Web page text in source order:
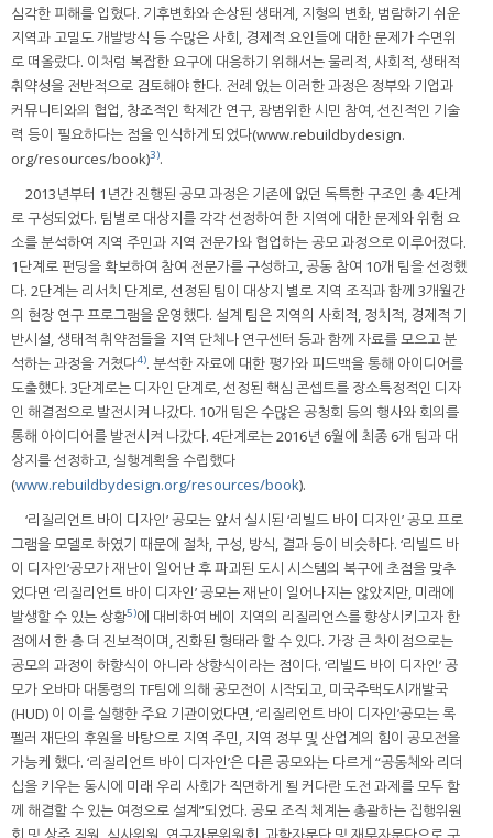
심각한 피해를 입혔다. 기후변화와 손상된 생태계, 지형의 변화, 범람하기 쉬운
지역과 고밀도 개발방식 등 수많은 사회, 경제적 요인들에 대한 문제가 수면위
로 떠올랐다. 이처럼 복잡한 요구에 대응하기 위해서는 물리적, 사회적, 생태적
취약성을 전반적으로 검토해야 한다. 전례 없는 이러한 과정은 정부와 기업과
커뮤니티와의 협업, 창조적인 학제간 연구, 광범위한 시민 참여, 선진적인 기술
력 등이 필요하다는 점을 인식하게 되었다(www.rebuildbydesign.
org/resources/book)3).
2013년부터 1년간 진행된 공모 과정은 기존에 없던 독특한 구조인 총 4단계
로 구성되었다. 팀별로 대상지를 각각 선정하여 한 지역에 대한 문제와 위험 요
소를 분석하여 지역 주민과 지역 전문가와 협업하는 공모 과정으로 이루어졌다.
1단계로 펀딩을 확보하여 참여 전문가를 구성하고, 공동 참여 10개 팀을 선정했
다. 2단계는 리서치 단계로, 선정된 팀이 대상지 별로 지역 조직과 함께 3개월간
의 현장 연구 프로그램을 운영했다. 설계 팀은 지역의 사회적, 정치적, 경제적 기
반시설, 생태적 취약점들을 지역 단체나 연구센터 등과 함께 자료를 모으고 분
석하는 과정을 거쳤다4). 분석한 자료에 대한 평가와 피드백을 통해 아이디어를
도출했다. 3단계로는 디자인 단계로, 선정된 핵심 콘셉트를 장소특정적인 디자
인 해결점으로 발전시켜 나갔다. 10개 팀은 수많은 공청회 등의 행사와 회의를
통해 아이디어를 발전시켜 나갔다. 4단계로는 2016년 6월에 최종 6개 팀과 대
상지를 선정하고, 실행계획을 수립했다
(www.rebuildbydesign.org/resources/book).
‘리질리언트 바이 디자인’ 공모는 앞서 실시된 ‘리빌드 바이 디자인’ 공모 프로
그램을 모델로 하였기 때문에 절차, 구성, 방식, 결과 등이 비슷하다. ‘리빌드 바
이 디자인’공모가 재난이 일어난 후 파괴된 도시 시스템의 복구에 초점을 맞추
었다면 ‘리질리언트 바이 디자인’ 공모는 재난이 일어나지는 않았지만, 미래에
발생할 수 있는 상황5)에 대비하여 베이 지역의 리질리언스를 향상시키고자 한
점에서 한 층 더 진보적이며, 진화된 형태라 할 수 있다. 가장 큰 차이점으로는
공모의 과정이 하향식이 아니라 상향식이라는 점이다. ‘리빌드 바이 디자인’ 공
모가 오바마 대통령의 TF팀에 의해 공모전이 시작되고, 미국주택도시개발국
(HUD) 이 이를 실행한 주요 기관이었다면, ‘리질리언트 바이 디자인’공모는 록
펠러 재단의 후원을 바탕으로 지역 주민, 지역 정부 및 산업계의 힘이 공모전을
가능케 했다. ‘리질리언트 바이 디자인’은 다른 공모와는 다르게 “공동체와 리더
십을 키우는 동시에 미래 우리 사회가 직면하게 될 커다란 도전 과제를 모두 함
께 해결할 수 있는 여정으로 설계”되었다. 공모 조직 체계는 총괄하는 집행위원